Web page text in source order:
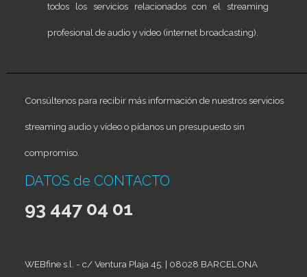
todos los servicios relacionados con el streaming
profesional de audio y video (internet broadcasting).
Consúltenos para recibir más información de nuestros servicios
streaming audio y vídeo o pídanos un presupuesto sin
compromiso.
DATOS de CONTACTO
93 447 04 01
WEBfine s.l. - c/ Ventura Plaja 45. | 08028 BARCELONA